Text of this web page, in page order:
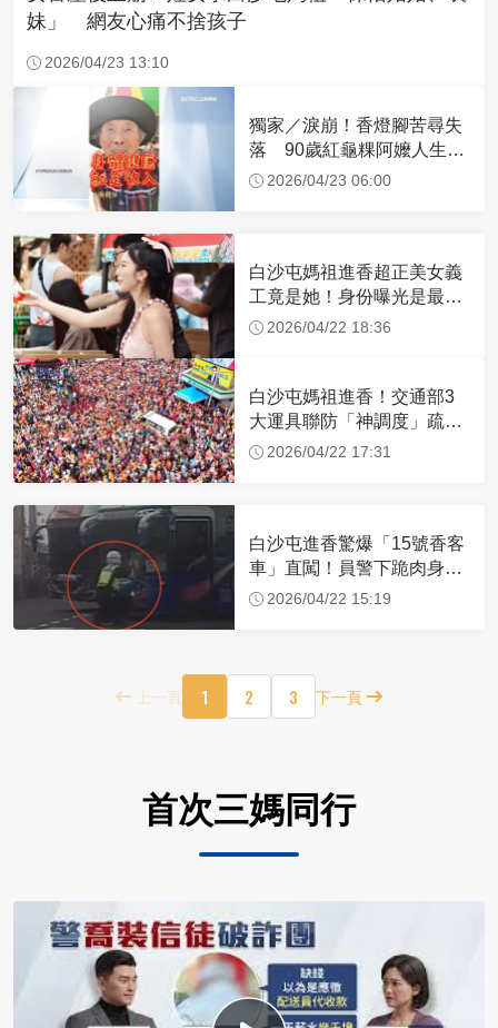
妹」 網友心痛不捨孩子
2026/04/23 13:10
獨家／淚崩！香燈腳苦尋失
落 90歲紅龜粿阿嬤人生謝
幕2026/04/23 06:00
白沙屯媽祖進香超正美女義
工竟是她！身份曝光是最美
禮生 一輩子不結婚
2026/04/22 18:36
白沙屯媽祖進香！交通部3
大運具聯防「神調度」疏運
32.1萬創新高
2026/04/22 17:31
白沙屯進香驚爆「15號香客
車」直闖！員警下跪肉身擋
車：讓行人先過
2026/04/22 15:19
上一頁 1 2 3 下一頁
首次三媽同行